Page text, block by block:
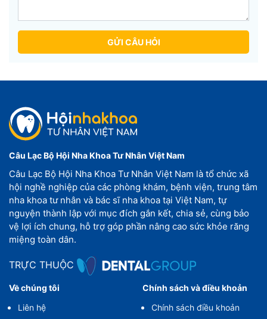
GỬI CÂU HỎI
Câu Lạc Bộ Hội Nha Khoa Tư Nhân Việt Nam
Câu Lạc Bộ Hội Nha Khoa Tư Nhân Việt Nam là tổ chức xã
hội nghề nghiệp của các phòng khám, bệnh viện, trung tâm
nha khoa tư nhân và bác sĩ nha khoa tại Việt Nam, tự
nguyện thành lập với mục đích gắn kết, chia sẻ, cùng bảo
vệ lợi ích chung, hỗ trợ góp phần nâng cao sức khỏe răng
miệng toàn dân.
TRỰC THUỘC
Về chúng tôi
Liên hệ
Chính sách và điều khoản
Chính sách điều khoản